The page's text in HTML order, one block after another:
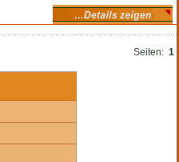
Seiten: 1